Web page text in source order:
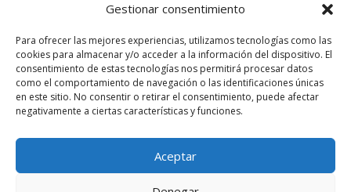
Gestionar consentimiento
Para ofrecer las mejores experiencias, utilizamos tecnologías como las
cookies para almacenar y/o acceder a la información del dispositivo. El
consentimiento de estas tecnologías nos permitirá procesar datos
como el comportamiento de navegación o las identificaciones únicas
en este sitio. No consentir o retirar el consentimiento, puede afectar
negativamente a ciertas características y funciones.
Aceptar
Doce chefs de Mahaia despliegan una nueva mirada
sobre la gastronomía vasca
San Sebastián Gastronomika Euskadi Basque Country
2023, campaña “La comida no se tira”
Los establecimientos de hostelería suponen el 25% de
los equipamientos y servicios en Euskadi en 2022
Euskadi Gastronomika, turismo gastronómico
sostenible, nuevo sitio web